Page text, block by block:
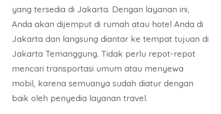
yang tersedia di Jakarta. Dengan layanan ini,
Anda akan dijemput di rumah atau hotel Anda di
Jakarta dan langsung diantar ke tempat tujuan di
Jakarta Temanggung. Tidak perlu repot-repot
mencari transportasi umum atau menyewa
mobil, karena semuanya sudah diatur dengan
baik oleh penyedia layanan travel.